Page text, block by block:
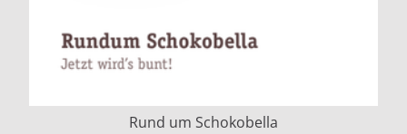
Rund um Schokobella